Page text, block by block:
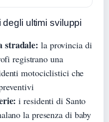
degli ultimi sviluppi
stradale: la provincia di
registrano una
motociclistici che
i residenti di Santo
la presenza di baby